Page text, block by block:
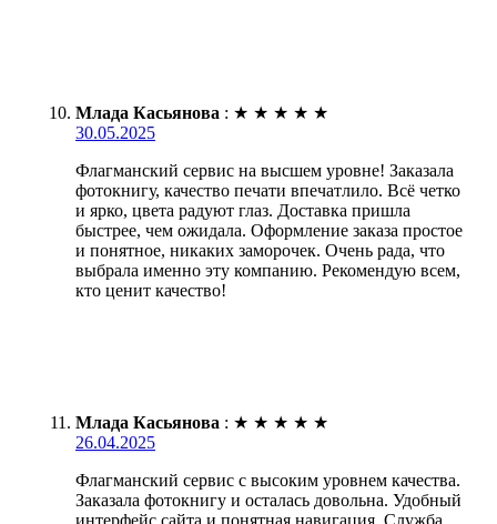
Млада Касьянова : ★ ★ ★ ★ ★
30.05.2025
Флагманский сервис на высшем уровне! Заказала
фотокнигу, качество печати впечатлило. Всё четко
и ярко, цвета радуют глаз. Доставка пришла
быстрее, чем ожидала. Оформление заказа простое
и понятное, никаких заморочек. Очень рада, что
выбрала именно эту компанию. Рекомендую всем,
кто ценит качество!
Млада Касьянова : ★ ★ ★ ★ ★
26.04.2025
Флагманский сервис с высоким уровнем качества.
Заказала фотокнигу и осталась довольна. Удобный